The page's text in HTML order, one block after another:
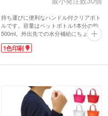
持ち運びに便利なハンドル付クリアボト
ルです。容量はペットボトル1本分の約
500ml。外出先での水分補給にちょうど
いいサイズです。中身が見えない色付き
ボトルは生活感を抑えられてとってもス
ってもらえるノベルティアイテムです。
トルを製作できますよ。
1色印刷